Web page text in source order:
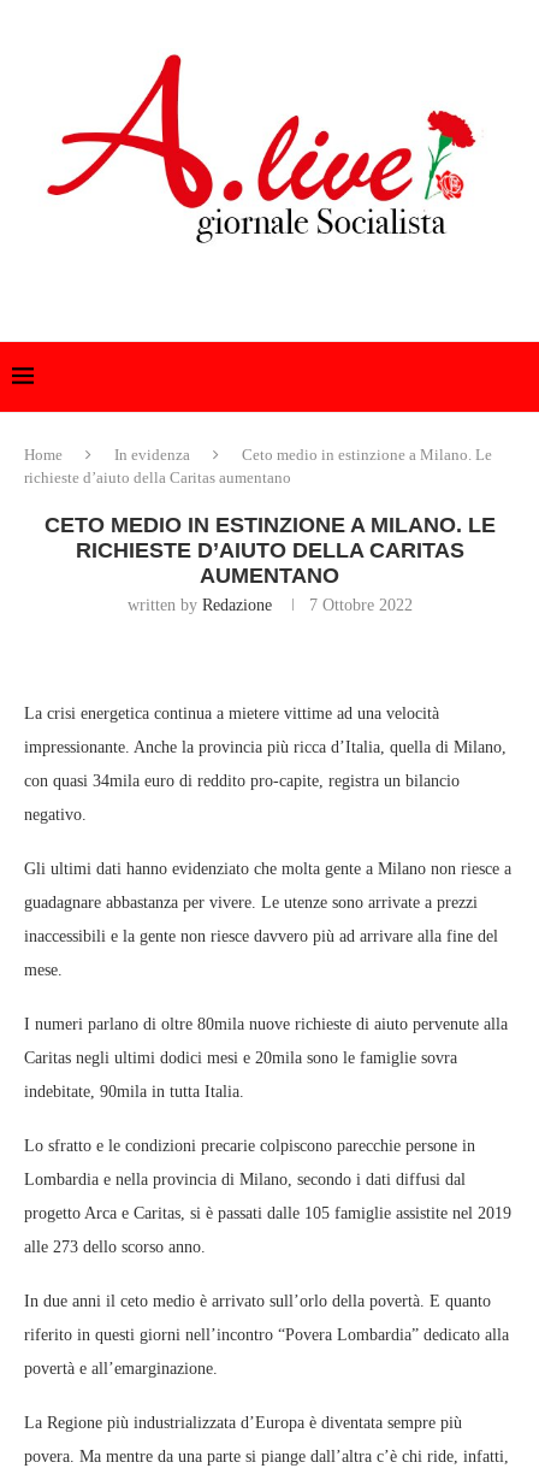
Home In evidenza
Ceto medio in estinzione a Milano. Le
richieste d’aiuto della Caritas aumentano
CETO MEDIO IN ESTINZIONE A MILANO. LE
RICHIESTE D’AIUTO DELLA CARITAS
AUMENTANO
written by Redazione 7 Ottobre 2022
La crisi energetica continua a mietere vittime ad una velocità
impressionante. Anche la provincia più ricca d’Italia, quella di Milano,
con quasi 34mila euro di reddito pro-capite, registra un bilancio
negativo.
Gli ultimi dati hanno evidenziato che molta gente a Milano non riesce a
guadagnare abbastanza per vivere. Le utenze sono arrivate a prezzi
inaccessibili e la gente non riesce davvero più ad arrivare alla fine del
mese.
I numeri parlano di oltre 80mila nuove richieste di aiuto pervenute alla
Caritas negli ultimi dodici mesi e 20mila sono le famiglie sovra
indebitate, 90mila in tutta Italia.
Lo sfratto e le condizioni precarie colpiscono parecchie persone in
Lombardia e nella provincia di Milano, secondo i dati diffusi dal
progetto Arca e Caritas, si è passati dalle 105 famiglie assistite nel 2019
alle 273 dello scorso anno.
In due anni il ceto medio è arrivato sull’orlo della povertà. E quanto
riferito in questi giorni nell’incontro “Povera Lombardia” dedicato alla
povertà e all’emarginazione.
La Regione più industrializzata d’Europa è diventata sempre più
povera. Ma mentre da una parte si piange dall’altra c’è chi ride, infatti,